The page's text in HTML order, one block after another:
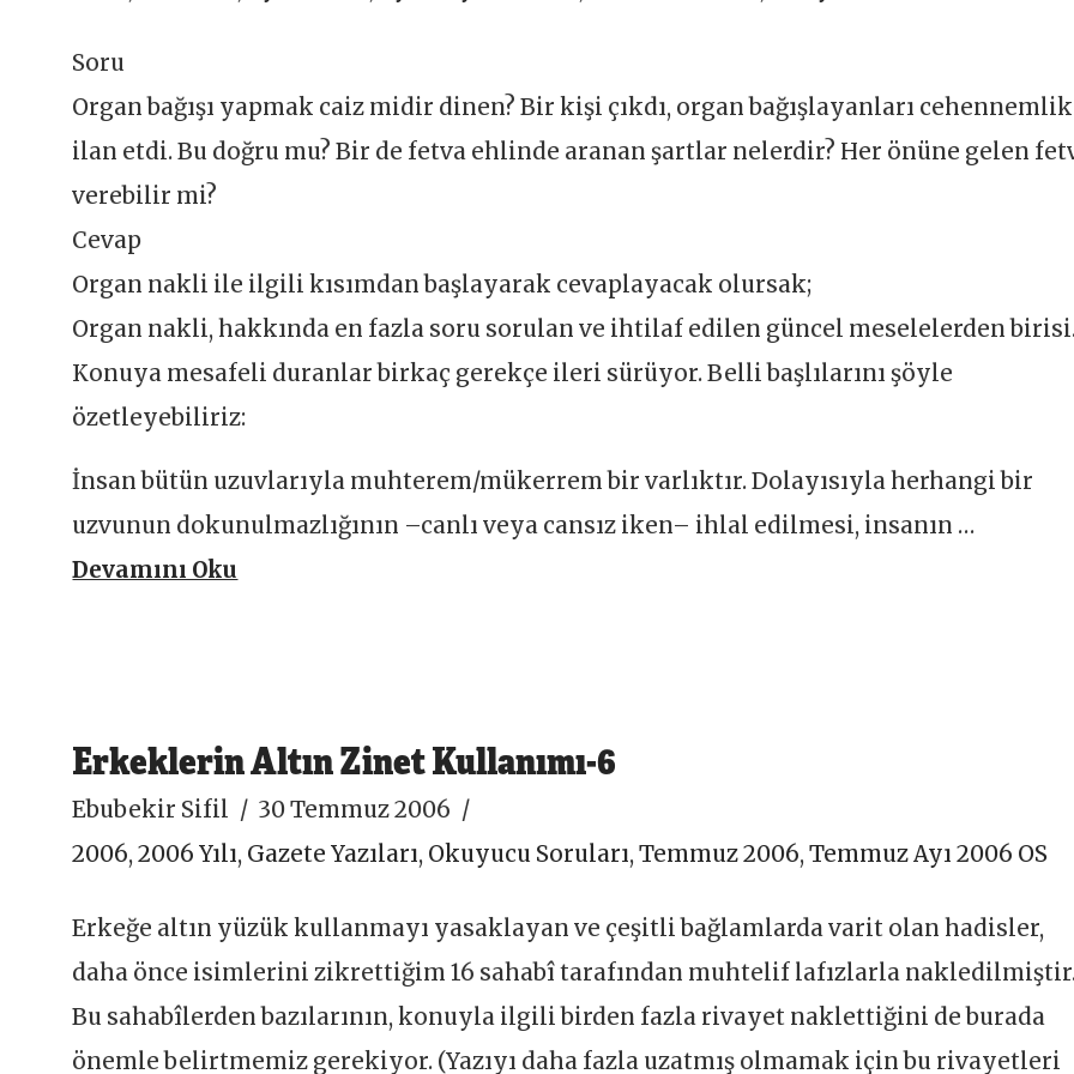
Soru
Organ bağışı yapmak caiz midir dinen? Bir kişi çıkdı, organ bağışlayanları cehennemlik
ilan etdi. Bu doğru mu? Bir de fetva ehlinde aranan şartlar nelerdir? Her önüne gelen
verebilir mi?
Cevap
Organ nakli ile ilgili kısımdan başlayarak cevaplayacak olursak;
Organ nakli, hakkında en fazla soru sorulan ve ihtilaf edilen güncel meselelerden
Konuya mesafeli duranlar birkaç gerekçe ileri sürüyor. Belli başlılarını şöyle
özetleyebiliriz:
İnsan bütün uzuvlarıyla muhterem/mükerrem bir varlıktır. Dolayısıyla herhangi bir
uzvunun dokunulmazlığının –canlı veya cansız iken– ihlal edilmesi, insanın …
Devamını Oku
Erkeklerin Altın Zinet Kullanımı-6
Ebubekir Sifil
30 Temmuz 2006
2006,2006 Yılı, Gazete Yazıları, Okuyucu Soruları,Temmuz 2006,Temmuz Ayı 2006 OS
Erkeğe altın yüzük kullanmayı yasaklayan ve çeşitli bağlamlarda varit olan hadisler,
daha önce isimlerini zikrettiğim 16 sahabî tarafından muhtelif lafızlarla
Bu sahabîlerden bazılarının, konuyla ilgili birden fazla rivayet naklettiğini de burada
önemle belirtmemiz gerekiyor. (Yazıyı daha fazla uzatmış olmamak için bu rivayetleri